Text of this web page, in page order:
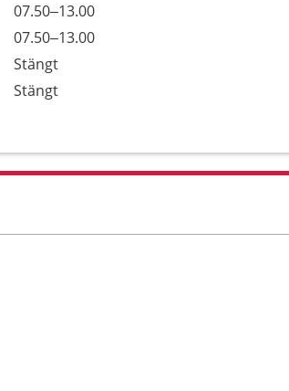
07.50–13.00
07.50–13.00
Stängt
Stängt